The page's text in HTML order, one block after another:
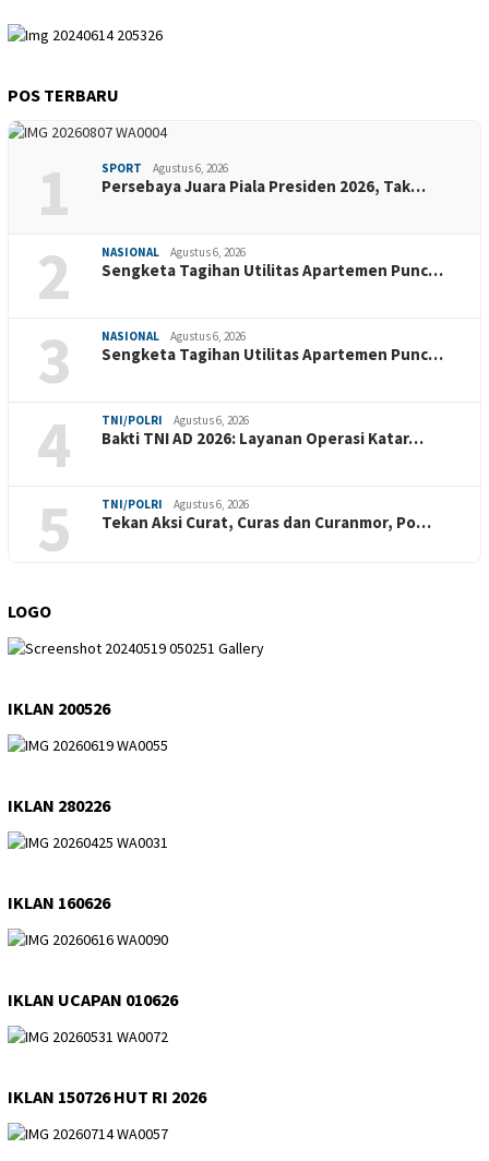
POS TERBARU
1 SPORT Agustus 6, 2026
Persebaya Juara Piala Presiden 2026, Tak…
2 NASIONAL Agustus 6, 2026
Sengketa Tagihan Utilitas Apartemen Punc…
3 NASIONAL Agustus 6, 2026
Sengketa Tagihan Utilitas Apartemen Punc…
4 TNI/POLRI Agustus 6, 2026
Bakti TNI AD 2026: Layanan Operasi Katar…
5 TNI/POLRI Agustus 6, 2026
Tekan Aksi Curat, Curas dan Curanmor, Po…
LOGO
IKLAN 200526
IKLAN 280226
IKLAN 160626
IKLAN UCAPAN 010626
IKLAN 150726 HUT RI 2026